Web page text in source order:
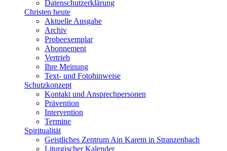
Datenschutzerklärung
Christen heute
Aktuelle Ausgabe
Archiv
Probeexemplar
Abonnement
Vertrieb
Ihre Meinung
Text- und Fotohinweise
Schutzkonzept
Kontakt und Ansprechpersonen
Prävention
Intervention
Termine
Spiritualität
Geistliches Zentrum Ain Karem in Stranzenbach
Liturgischer Kalender